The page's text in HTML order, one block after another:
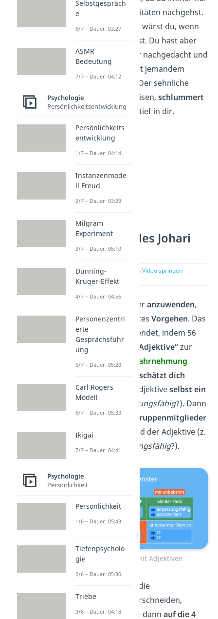
sportlichen Aktivitäten nachgehst.
Am glücklichsten wärst du, wenn
würdest. Du hast aber
noch nie darüber nachgedacht und
auch noch nie mit jemandem
drüber geredet. Der sehnliche
Wunsch zu verreisen, schlummert
unentdecktund tief in dir.
Anwendung des Johari
Fensters
zur Stelle im Video springen
(04:23)
Um das Johari Fensteranzuwenden,
gibt es ein bestimmtes Vorgehen. Das
Fenster wird angewendet, indem 56
sogenannte
„Johari-Adjektive“zur
Selbst-
und Fremdwahrnehmung
schätzt dich
zuerst anhand der Adjektiveselbst ein
(z. B.: Bin ich
anpassungsfähig?). Dann
beurteilen andere Gruppenmitglieder
dich ebenfalls anhand der Adjektive (z.
B.: Ist Anna
anpassungsfähig?).
Johari Fenster mit Adjektiven
Je nachdem, ob sich die
Einschätzungen überschneiden,
werden die Adjektive dann auf die 4
Selbstgespräch
e
6/7 – Dauer: 03:27
ASMR
Bedeutung
7/7 – Dauer: 04:12
Psychologie
Persönlichkeitsentwicklung
Persönlichkeits
entwicklung
1/7 – Dauer: 04:14
Instanzenmode
ll Freud
2/7 – Dauer: 03:29
Milgram
Experiment
3/7 – Dauer: 05:10
Dunning-
Kruger-Effekt
4/7 – Dauer: 04:56
Personenzentri
erte
Gesprächsführ
ung
5/7 – Dauer: 05:20
Carl Rogers
Modell
6/7 – Dauer: 05:33
Ikigai
7/7 – Dauer: 04:41
Psychologie
Persönlichkeit
Persönlichkeit
1/6 – Dauer: 05:43
Tiefenpsycholo
gie
2/6 – Dauer: 05:30
Triebe
3/6 – Dauer: 04:18